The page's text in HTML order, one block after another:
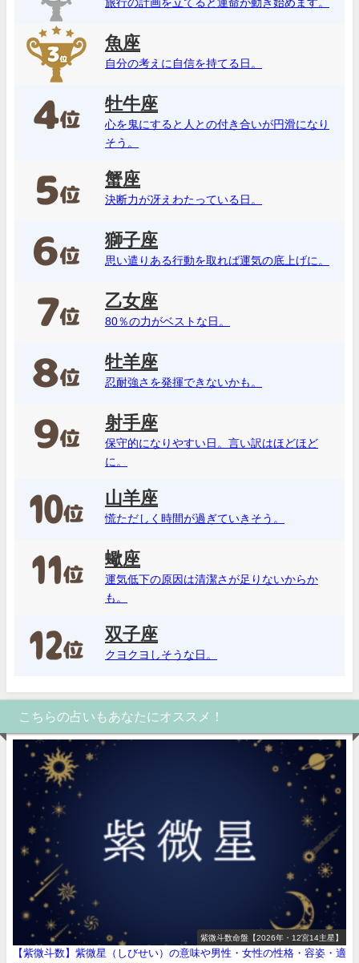
旅行の計画を立てると運命が動き始めます。
魚座
自分の考えに自信を持てる日。
牡牛座
心を鬼にすると人との付き合いが円滑になり
そう。
蟹座
決断力が冴えわたっている日。
獅子座
思い遣りある行動を取れば運気の底上げに。
乙女座
80％の力がベストな日。
牡羊座
忍耐強さを発揮できないかも。
射手座
保守的になりやすい日。言い訳はほどほど
に。
山羊座
慌ただしく時間が過ぎていきそう。
蠍座
運気低下の原因は清潔さが足りないからか
も。
双子座
クヨクヨしそうな日。
こちらの占いもあなたにオススメ！
紫微斗数命盤【2026年・12宮14主星】
【紫微斗数】紫微星（しびせい）の意味や男性・女性の性格・容姿・適